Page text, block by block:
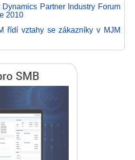
Partner Industry Forum
2010
řídí vztahy se zákazníky v MJM